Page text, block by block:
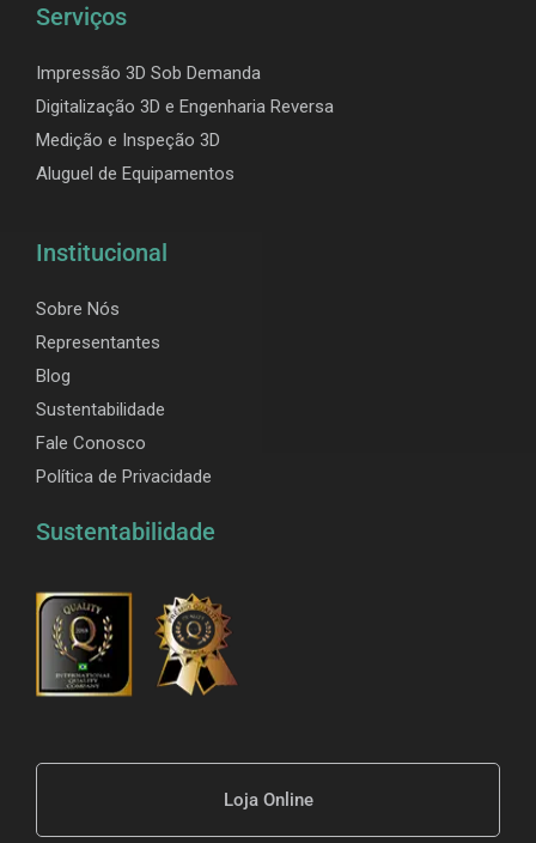
Serviços
Impressão 3D Sob Demanda
Digitalização 3D e Engenharia Reversa
Medição e Inspeção 3D
Aluguel de Equipamentos
Institucional
Sobre Nós
Representantes
Blog
Sustentabilidade
Fale Conosco
Política de Privacidade
Sustentabilidade
Loja Online